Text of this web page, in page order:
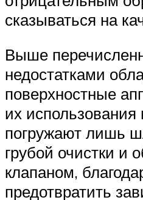
сказываться на
Выше
недостатками
поверхностные
их использования
погружают лишь
грубой очистки и
клапаном,
предотвратить